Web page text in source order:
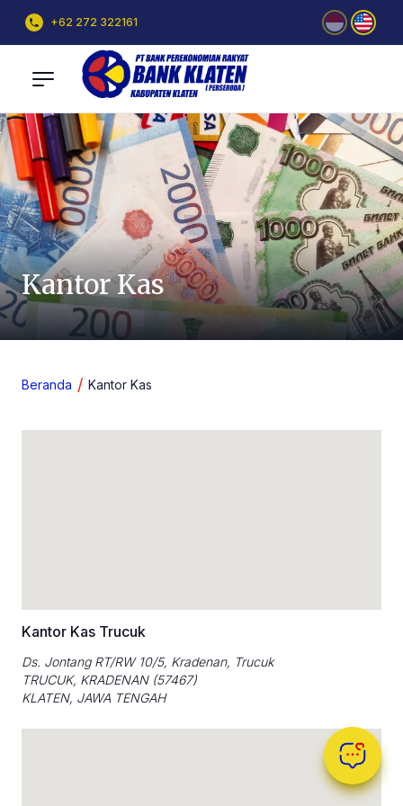
+62 272 322161
Kantor Kas
Beranda Kantor Kas
Kantor Kas Trucuk
Ds. Jontang RT/RW 10/5, Kradenan, Trucuk
TRUCUK, KRADENAN (57467)
KLATEN, JAWA TENGAH